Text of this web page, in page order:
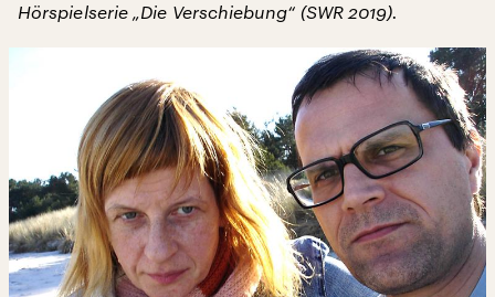
Hörspielserie „Die Verschiebung“ (SWR 2019).